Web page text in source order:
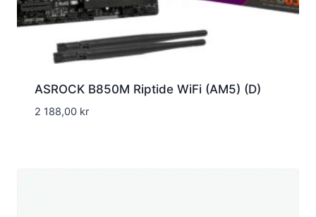
ASROCK B850M Riptide WiFi (AM5) (D)
2 188,00 kr